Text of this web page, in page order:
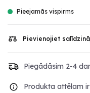
Pieejamās vispirms
Pievienojiet
Piegādāsim 2-4
Produkta attēlam